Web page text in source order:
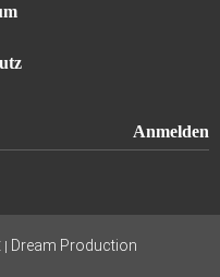
| Dream Production